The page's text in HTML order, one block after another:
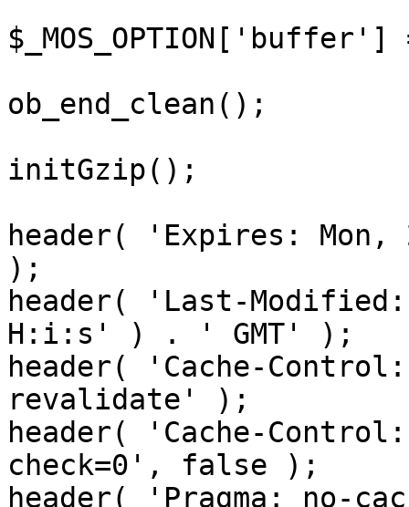
ob_end_clean();
initGzip();
header( 'Expires: Mon,
);
header( 'Last-
H:i:s' ) . ' GMT' );
header( 'Cache-
revalidate' );
header( 'Cache-
check=0', false );
header( 'Pragma: no-